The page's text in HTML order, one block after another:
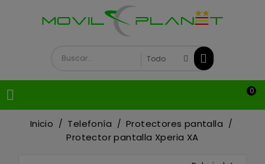
 0
Inicio Telefonía
Protectores pantalla
Protector pantalla Xperia XA